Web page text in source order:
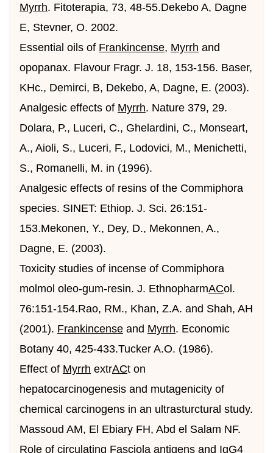
Myrrh. Fitoterapia, 73, 48-55.Dekebo A, Dagne
E, Stevner, O. 2002.
Essential oils of Frankincense, Myrrh and
opopanax. Flavour Fragr. J. 18, 153-156. Baser,
KHc., Demirci, B, Dekebo, A, Dagne, E. (2003).
Analgesic effects of Myrrh. Nature 379, 29.
Dolara, P., Luceri, C., Ghelardini, C., Monseart,
A., Aioli, S., Luceri, F., Lodovici, M., Menichetti,
S., Romanelli, M. in (1996).
Analgesic effects of resins of the Commiphora
species. SINET: Ethiop. J. Sci. 26:151-
153.Mekonen, Y., Dey, D., Mekonnen, A.,
Dagne, E. (2003).
Toxicity studies of incense of Commiphora
molmol oleo-gum-resin. J. EthnopharmACol.
76:151-154.Rao, RM., Khan, Z.A. and Shah, AH
(2001). Frankincense and Myrrh. Economic
Botany 40, 425-433.Tucker A.O. (1986).
Effect of Myrrh extrACt on
hepatocarcinogenesis and mutagenicity of
chemical carcinogens in an ultrasturctural study.
Massoud AM, El Ebiary FH, Abd el Salam NF.
Role of circulating Fasciola antigens and IgG4